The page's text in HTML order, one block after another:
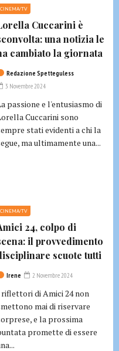
CINEMA/TV
Cuccarini è
una notizia le
cambiato la giornata
Redazione Spetteguless
3 Novembre 2024
passione e l'entusiasmo di
Cuccarini sono
stati evidenti a chi la
ma ultimamente una...
CINEMA/TV
24, colpo di
il provvedimento
scuote tutti
Irene 2 Novembre 2024
di Amici 24 non
mai di riservare
e la prossima
promette di essere